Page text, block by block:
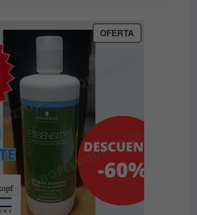
OFERTAPRODUCTO
EN